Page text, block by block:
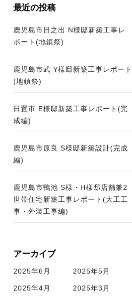
最近の投稿
鹿児島市日之出 N様邸新築工事レ
ポート(地鎮祭)
鹿児島市武 Y様邸新築工事レポート
(地鎮祭)
日置市 E様邸新築工事レポート(完
成編)
鹿児島市原良 S様邸新築設計(完成
編)
鹿児島市鴨池 S様・H様邸店舗兼2
世帯住宅新築工事レポート(大工工
事・外装工事編)
アーカイブ
2025年6月 2025年5月
2025年4月 2025年3月